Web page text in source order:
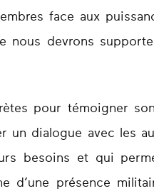
face aux
devrons
pour témoigner
un dialogue avec les
besoins et qui
présence